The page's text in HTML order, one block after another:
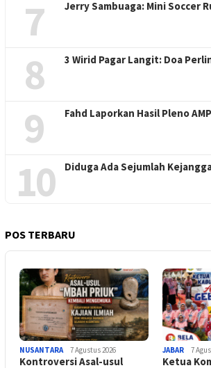
7 Jerry Sambuaga: Mini Soccer
8 3 Wirid Pagar Langit: Doa
9 Fahd Laporkan Hasil Pleno
10 Diduga Ada Sejumlah
POS TERBARU
NUSANTARA 7 Agustus 2026
Kontroversi Asal-usul
JABAR 7
Ketua